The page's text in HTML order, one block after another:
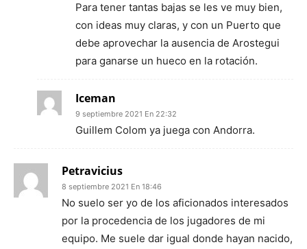
Para tener tantas bajas se les ve muy bien,
con ideas muy claras, y con un Puerto que
debe aprovechar la ausencia de Arostegui
para ganarse un hueco en la rotación.
Iceman
9 septiembre 2021 En 22:32
Guillem Colom ya juega con Andorra.
Petravicius
8 septiembre 2021 En 18:46
No suelo ser yo de los aficionados interesados
por la procedencia de los jugadores de mi
equipo. Me suele dar igual donde hayan nacido,